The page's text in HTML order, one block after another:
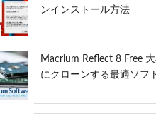
ンインストール方法
Macrium Reflect 8 Free
にクローンする最適ソフ